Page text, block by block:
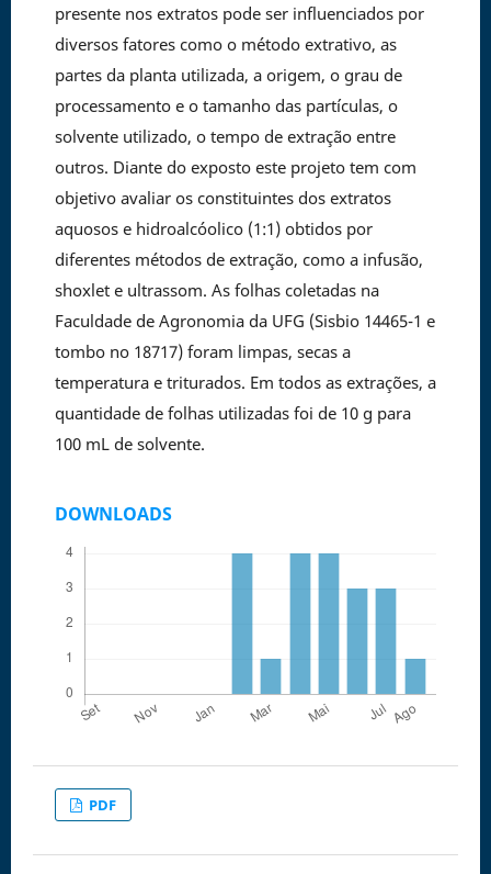
presente nos extratos pode ser influenciados por
diversos fatores como o método extrativo, as
partes da planta utilizada, a origem, o grau de
processamento e o tamanho das partículas, o
solvente utilizado, o tempo de extração entre
outros. Diante do exposto este projeto tem com
objetivo avaliar os constituintes dos extratos
aquosos e hidroalcóolico (1:1) obtidos por
diferentes métodos de extração, como a infusão,
shoxlet e ultrassom. As folhas coletadas na
Faculdade de Agronomia da UFG (Sisbio 14465-1 e
tombo no 18717) foram limpas, secas a
temperatura e triturados. Em todos as extrações, a
quantidade de folhas utilizadas foi de 10 g para
100 mL de solvente.
DOWNLOADS
PDF